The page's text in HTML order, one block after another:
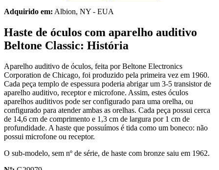
Adquirido em: Albion, NY - EUA
Haste de óculos com aparelho auditivo
Beltone Classic: História
Aparelho auditivo de óculos, feita por Beltone Electronics
Corporation de Chicago, foi produzido pela primeira vez em 1960.
Cada peça templo de espessura poderia abrigar um 3-5 transistor de
aparelho auditivo, receptor e microfone. Assim, estes óculos
aparelhos auditivos pode ser configurado para uma orelha, ou
configurado para atender ambas as orelhas. Cada peça possui cerca
de 14,6 cm de comprimento e 1,3 cm de largura por 1 cm de
profundidade. A haste que possuímos é tida como um boneco: não
possui microfone ou receptor.
O sub-modelo, sem nº de série, de haste com bronze saiu em 1962.